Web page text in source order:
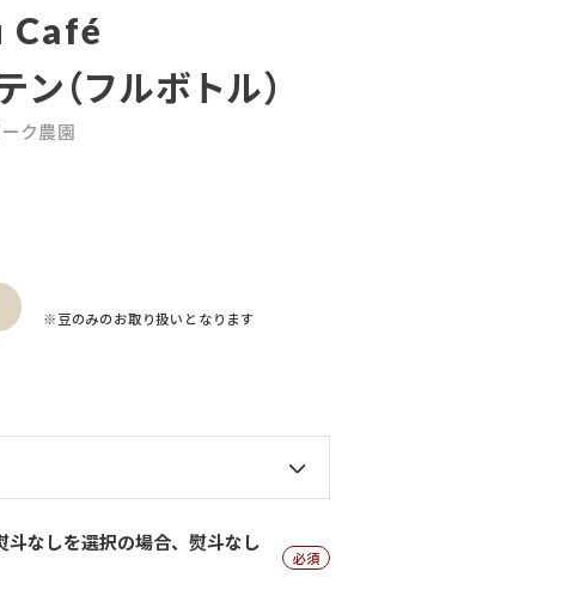
Café
（フルボトル）
ク農園
※豆のみのお取り扱いとなります
斗なしを選択の場合、熨斗なし